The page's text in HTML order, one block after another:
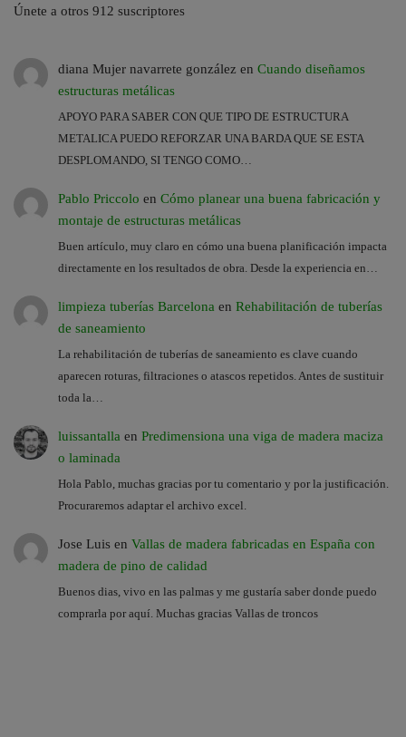
Únete a otros 912 suscriptores
diana Mujer navarrete gonzález en Cuando diseñamos
estructuras metálicas
APOYO PARA SABER CON QUE TIPO DE ESTRUCTURA
METALICA PUEDO REFORZAR UNA BARDA QUE SE ESTA
DESPLOMANDO, SI TENGO COMO…
Pablo Priccolo en Cómo planear una buena fabricación y
montaje de estructuras metálicas
Buen artículo, muy claro en cómo una buena planificación impacta
directamente en los resultados de obra. Desde la experiencia en…
limpieza tuberías Barcelona en Rehabilitación de tuberías
de saneamiento
La rehabilitación de tuberías de saneamiento es clave cuando
aparecen roturas, filtraciones o atascos repetidos. Antes de sustituir
toda la…
luissantalla en Predimensiona una viga de madera maciza
o laminada
Hola Pablo, muchas gracias por tu comentario y por la justificación.
Procuraremos adaptar el archivo excel.
Jose Luis en Vallas de madera fabricadas en España con
madera de pino de calidad
Buenos dias, vivo en las palmas y me gustaría saber donde puedo
comprarla por aquí. Muchas gracias Vallas de troncos